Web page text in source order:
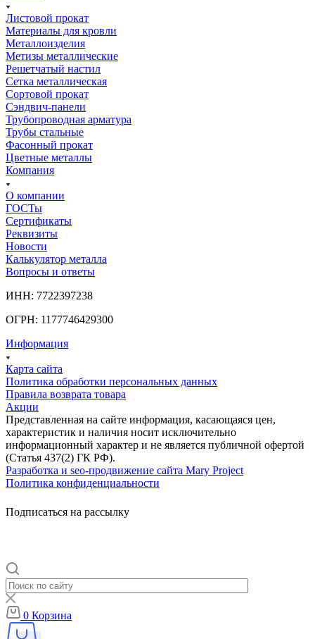
Листовой прокат
Материалы для кровли
Металлоизделия
Метизы металлические
Решетчатый настил
Сетка металлическая
Сортовой прокат
Сэндвич-панели
Трубопроводная арматура
Трубы стальные
Фасонный прокат
Цветные металлы
Компания
О компании
ГОСТы
Сертификаты
Реквизиты
Новости
Калькулятор металла
Вопросы и ответы
ИНН: 7722397238
ОГРН: 1177746429300
Информация
Карта сайта
Политика обработки персональных данных
Правила возврата товара
Акции
Представленная на сайте информация, касающаяся цен,
характеристик и наличия носит исключительно
информационный характер и не является публичной офертой
(Статья 437(2) ГК РФ).
Разработка и seo-продвижение сайта Mary Project
Политика конфиденциальности
Подписаться на рассылку
0 Корзина